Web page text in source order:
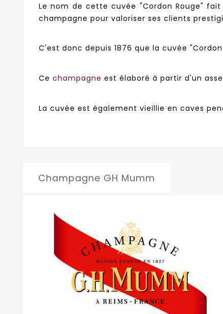
Le nom de cette cuvée "Cordon Rouge"
champagne pour valoriser ses clients
C'est donc depuis 1876 que la cuvée "Cordon
Ce champagne est élaboré à partir d'un
La cuvée est également vieillie en caves
Champagne GH Mumm